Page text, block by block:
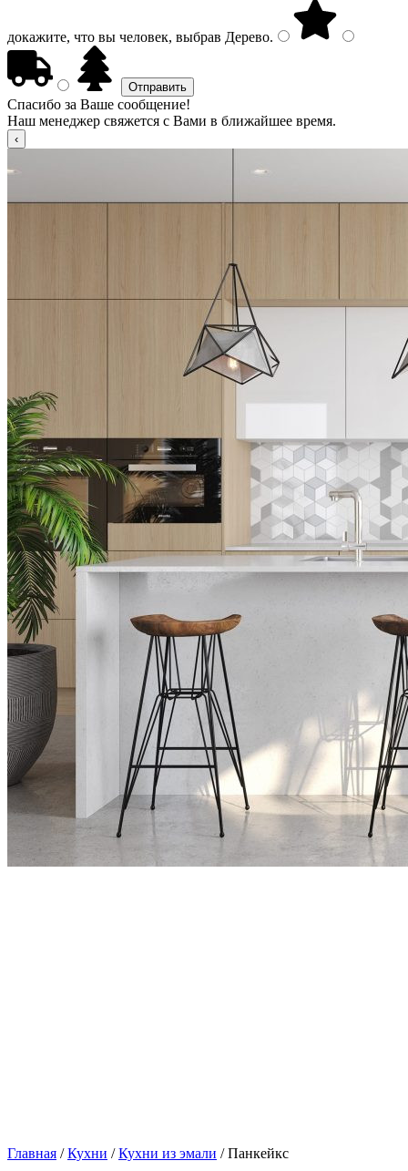
докажите, что вы человек, выбрав Дерево.
Спасибо за Ваше сообщение!
Наш менеджер свяжется с Вами в ближайшее время.
Главная /Кухни /Кухни из эмали / Панкейкс